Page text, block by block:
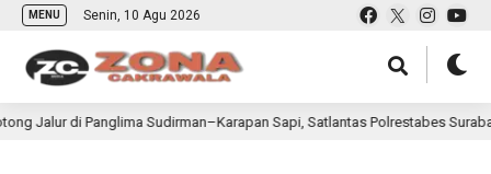
MENU Senin, 10 Agu 2026
Sudirman–Karapan Sapi, Satlantas Polrestabes Surabaya Diminta